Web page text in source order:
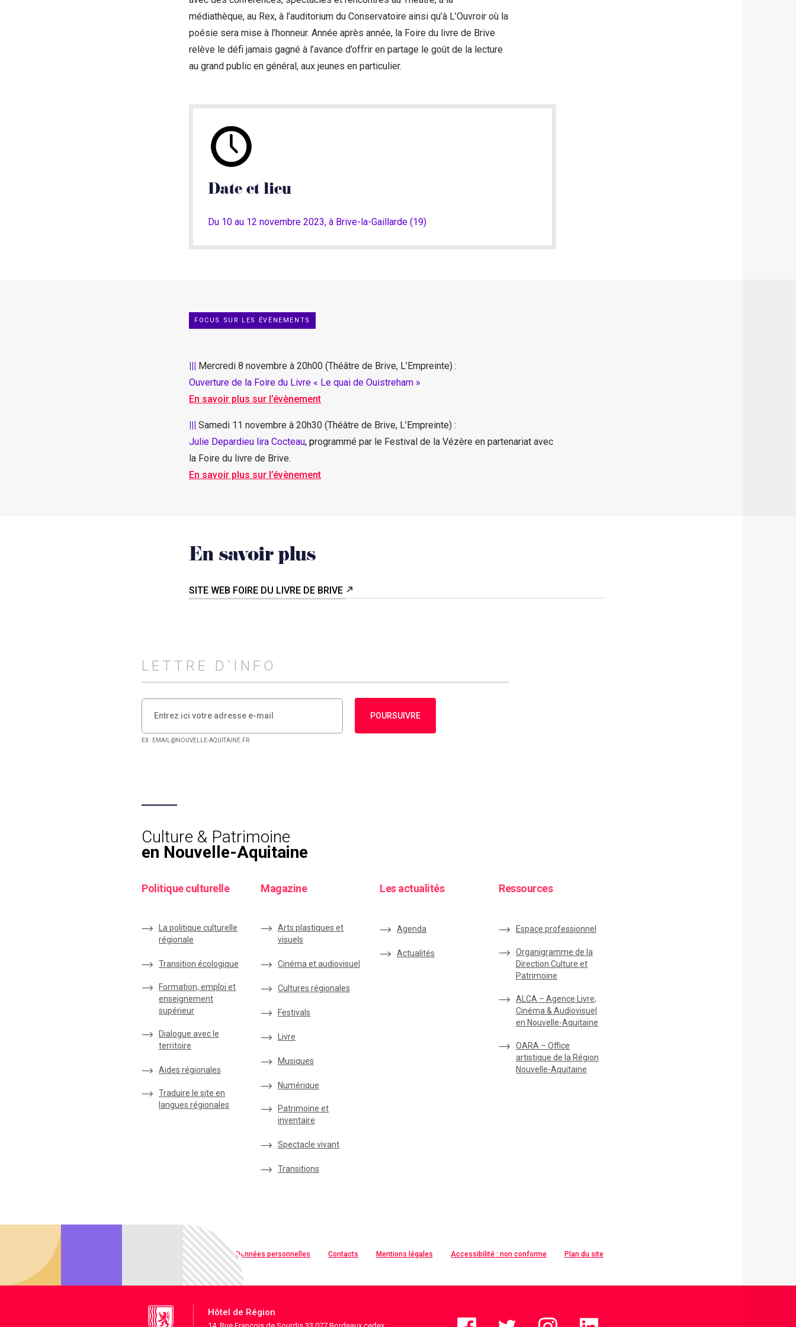
médiathèque, au Rex, à l’auditorium du Conservatoire ainsi qu’à L’Ouvroir où la
poésie sera mise à l’honneur. Année après année, la Foire du livre de Brive
relève le défi jamais gagné à l’avance d’offrir en partage le goût de la lecture
au grand public en général, aux jeunes en particulier.
Date et lieu
Du 10 au 12 novembre 2023, à Brive-la-Gaillarde (19)
FOCUS SUR LES ÉVÈNEMENTS
||| Mercredi 8 novembre à 20h00 (Théâtre de Brive, L’Empreinte) :
Ouverture de la Foire du Livre « Le quai de Ouistreham »
En savoir plus sur l’évènement
||| Samedi 11 novembre à 20h30 (Théâtre de Brive, L’Empreinte) :
Julie Depardieu lira Cocteau, programmé par le Festival de la Vézère en partenariat avec
la Foire du livre de Brive.
En savoir plus sur l’évènement
En savoir plus
SITE WEB FOIRE DU LIVRE DE BRIVE
LETTRE D'INFO
POURSUIVRE
EX : EMAIL@NOUVELLE-AQUITAINE.FR
Culture & Patrimoine
en Nouvelle-Aquitaine
Politique culturelle
La politique culturelle
régionale
Transition écologique
Formation, emploi et
enseignement
supérieur
Dialogue avec le
territoire
Aides régionales
Traduire le site en
langues régionales
Magazine
Arts plastiques et
visuels
Cinéma et audiovisuel
Cultures régionales
Festivals
Livre
Musiques
Numérique
Patrimoine et
inventaire
Spectacle vivant
Transitions
Les actualités
Agenda
Actualités
Ressources
Espace professionnel
Organigramme de la
Direction Culture et
Patrimoine
ALCA – Agence Livre,
Cinéma & Audiovisuel
en Nouvelle-Aquitaine
OARA – Office
artistique de la Région
Nouvelle-Aquitaine
Qualité web Données personnelles Contacts Mentions légales Accessibilité : non conforme Plan du site
Hôtel de Région